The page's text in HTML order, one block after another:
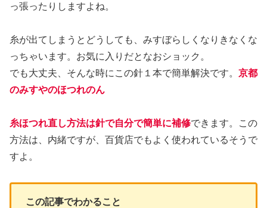
っ張ったりしますよね。
糸が出てしまうとどうしても、みすぼらしくなりきなくな
っちゃいます。お気に入りだとなおショック。
でも大丈夫、そんな時にこの針１本で簡単解決です。 京都
のみすやのほつれのん
糸ほつれ直し方法は針で自分で簡単に補修できます。この
方法は、内緒ですが、百貨店でもよく使われているそうで
すよ。
この記事でわかること